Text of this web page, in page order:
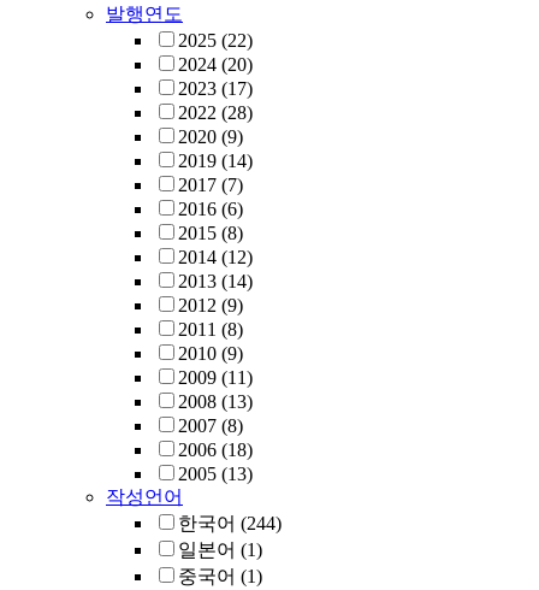
발행연도
2025 (22)
2024 (20)
2023 (17)
2022 (28)
2020 (9)
2019 (14)
2017 (7)
2016 (6)
2015 (8)
2014 (12)
2013 (14)
2012 (9)
2011 (8)
2010 (9)
2009 (11)
2008 (13)
2007 (8)
2006 (18)
2005 (13)
작성언어
한국어 (244)
일본어 (1)
중국어 (1)